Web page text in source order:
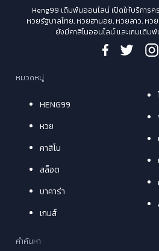
Heng99 เดิมพันออนไลน์ เปิดให้บริการ
หวยรัฐบาลไทย, หวยฮานอย, หวยลาว, หว
ยังมีคาสิโนออนไลน์ และเกมเดิม
หมวดหมู่
HENG99
หวย
คาสิโน
สล็อต
บาคาร่า
เกมส์
คำค้นหา